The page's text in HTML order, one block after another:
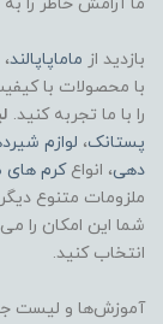
بازدید از ماماپاپالند
با محصولات با
را با ما تجربه کنید.
پستانک، لوازم
دهی، انواعکرم
ملزومات متنوع
شما این امکان را
انتخاب کنید.
آموزش‌ها و لیست